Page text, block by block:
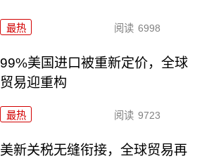
最热 阅读 6998
99%美国进口被重新定价，全球
贸易迎重构
最热 阅读 9723
美新关税无缝衔接，全球贸易再